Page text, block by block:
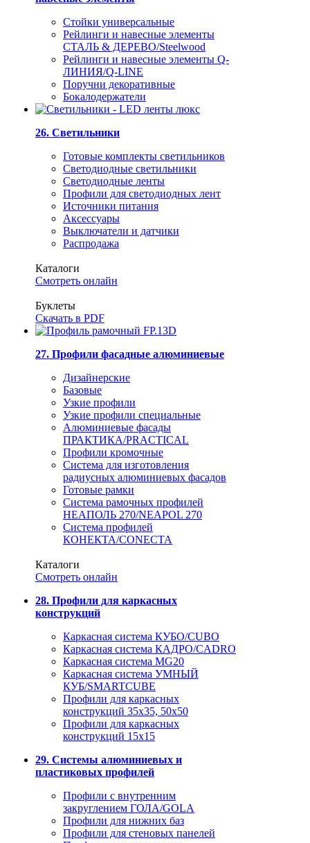
Стойки универсальные
Рейлинги и навесные элементы
СТАЛЬ & ДЕРЕВО/Steelwood
Рейлинги и навесные элементы Q-
ЛИНИЯ/Q-LINE
Поручни декоративные
Бокалодержатели
26. Светильники
Готовые комплекты светильников
Светодиодные светильники
Светодиодные ленты
Профили для светодиодных лент
Источники питания
Аксессуары
Выключатели и датчики
Распродажа
Каталоги
Смотреть онлайн
Буклеты
Скачать в PDF
27. Профили фасадные алюминиевые
Дизайнерские
Базовые
Узкие профили
Узкие профили специальные
Алюминиевые фасады
ПРАКТИКА/PRACTICAL
Профили кромочные
Система для изготовления
радиусных алюминиевых фасадов
Готовые рамки
Система рамочных профилей
НЕАПОЛЬ 270/NEAPOL 270
Система профилей
КОНЕКТА/CONECTA
Каталоги
Смотреть онлайн
28. Профили для каркасных
конструкций
Каркасная система КУБО/CUBO
Каркасная система КАДРО/CADRO
Каркасная система MG20
Каркасная система УМНЫЙ
КУБ/SMARTCUBE
Профили для каркасных
конструкций 35x35, 50x50
Профили для каркасных
конструкций 15х15
29. Системы алюминиевых и
пластиковых профилей
Профили с внутренним
закруглением ГОЛА/GOLA
Профили для нижних баз
Профили для стеновых панелей